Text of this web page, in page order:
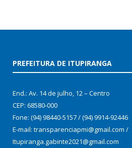
PREFEITURA DE ITUPIRANGA
End.: Av. 14 de julho, 12 – Centro
CEP: 68580-000
Fone: (94) 98440-5157 / (94) 9914-92446
E-mail: transparenciapmi@gmail.com /
Itupiranga.gabinte2021@gmail.com